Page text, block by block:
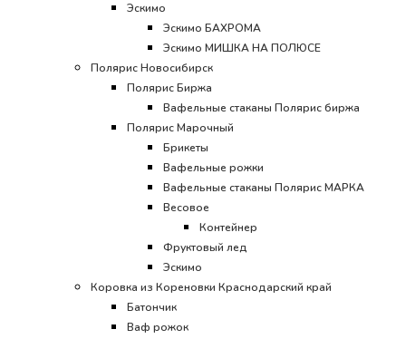
Эскимо
Эскимо БАХРОМА
Эскимо МИШКА НА ПОЛЮСЕ
Полярис Новосибирск
Полярис Биржа
Вафельные стаканы Полярис биржа
Полярис Марочный
Брикеты
Вафельные рожки
Вафельные стаканы Полярис МАРКА
Весовое
Контейнер
Фруктовый лед
Эскимо
Коровка из Кореновки Краснодарский край
Батончик
Ваф рожок